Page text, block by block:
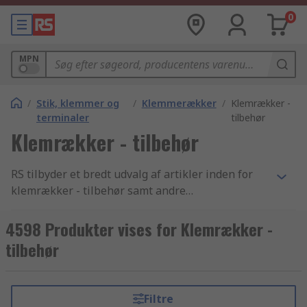
0
MPN
/ Stik, klemmer og
terminaler
/ Klemmerækker / Klemrækker -
tilbehør
Klemrækker - tilbehør
RS tilbyder et bredt udvalg af artikler inden for
klemrækker - tilbehør samt andre
branchen. Med vores konkurrencedygtige priser,
industri-godkendte produkter og det høje niveau
af kundeservice som vi har bygget vores
verdenskendte for at være en af de bedste, når
4598 Produkter vises for Klemrækker -
tilbehør
Filtre